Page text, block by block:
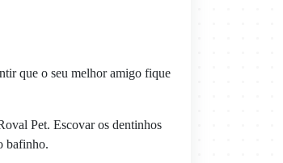
que o seu melhor amigo fique
Pet. Escovar os dentinhos
bafinho.